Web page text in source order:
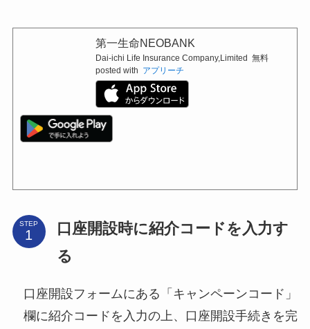
第一生命NEOBANK
Dai-ichi Life Insurance Company,Limited 無料
posted with アプリーチ
STEP
口座開設時に紹介コードを入力す
る
口座開設フォームにある「キャンペーンコード」
欄に紹介コードを入力の上、口座開設手続きを完